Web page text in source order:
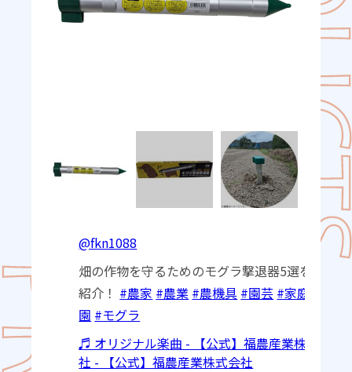
@fkn1088
畑の作物を守るためのモグラ撃退器5選をご
紹介！ #農家 #農業 #農機具 #園芸 #家庭菜
園 #モグラ
♬ オリジナル楽曲 - 【公式】福農産業株式会
社 - 【公式】福農産業株式会社